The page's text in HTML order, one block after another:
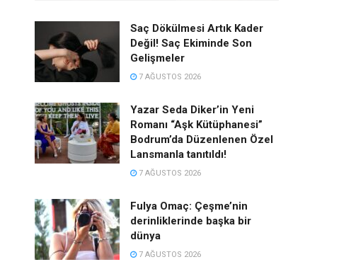
Saç Dökülmesi Artık Kader
Değil! Saç Ekiminde Son
Gelişmeler
7 AĞUSTOS 2026
Yazar Seda Diker’in Yeni
Romanı “Aşk Kütüphanesi”
Bodrum’da Düzenlenen Özel
Lansmanla tanıtıldı!
7 AĞUSTOS 2026
Fulya Omaç: Çeşme’nin
derinliklerinde başka bir
dünya
7 AĞUSTOS 2026